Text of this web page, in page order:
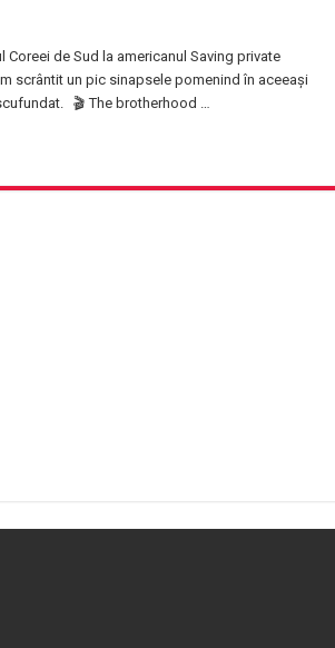
de Sud la americanul Saving private
scrântit un pic sinapsele pomenind în aceeași
🎬 The brotherhood …